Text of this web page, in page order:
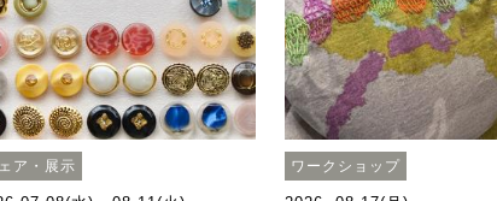
ア・展示 ワークショップ